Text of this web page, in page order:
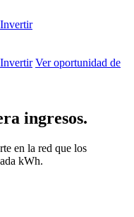
Invertir
Invertir Ver oportunidad de
ingresos.
en la red que los
kWh.